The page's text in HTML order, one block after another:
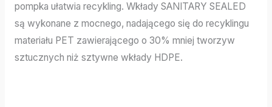
pompka ułatwia recykling. Wkłady SANITARY SEALED
są wykonane z mocnego, nadającego się do recyklingu
materiału PET zawierającego o 30% mniej tworzyw
sztucznych niż sztywne wkłady HDPE.